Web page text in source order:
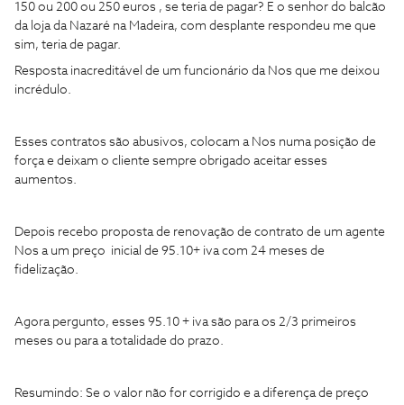
150 ou 200 ou 250 euros , se teria de pagar? E o senhor do balcão
da loja da Nazaré na Madeira, com desplante respondeu me que
sim, teria de pagar.
Resposta inacreditável de um funcionário da Nos que me deixou
incrédulo.
Esses contratos são abusivos, colocam a Nos numa posição de
força e deixam o cliente sempre obrigado aceitar esses
aumentos.
Depois recebo proposta de renovação de contrato de um agente
Nos a um preço inicial de 95.10+ iva com 24 meses de
fidelização.
Agora pergunto, esses 95.10 + iva são para os 2/3 primeiros
meses ou para a totalidade do prazo.
Resumindo: Se o valor não for corrigido e a diferença de preço